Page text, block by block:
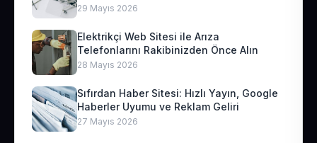
29 Mayıs 2026
Elektrikçi Web Sitesi ile Arıza
Telefonlarını Rakibinizden Önce Alın
28 Mayıs 2026
Sıfırdan Haber Sitesi: Hızlı Yayın, Google
Haberler Uyumu ve Reklam Geliri
27 Mayıs 2026